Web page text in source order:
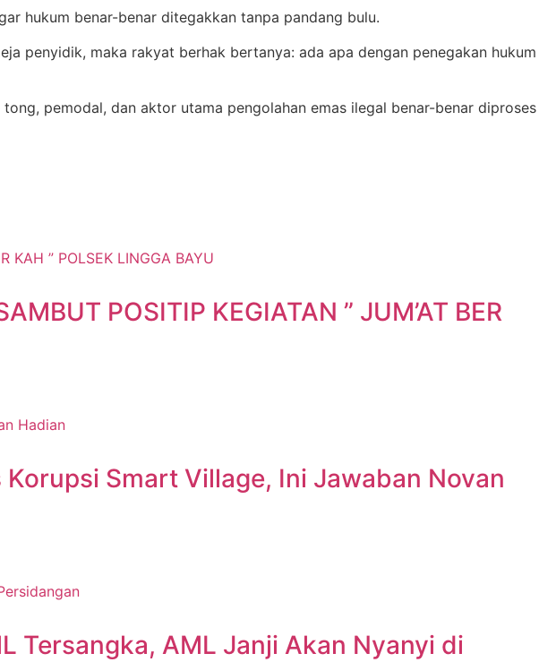
hukum benar-benar ditegakkan tanpa pandang bulu.
penyidik, maka rakyat berhak bertanya: ada apa dengan penegakan hukum
pemodal, dan aktor utama pengolahan emas ilegal benar-benar diproses
POSITIP KEGIATAN ” JUM’AT BER
Smart Village, Ini Jawaban Novan
Tersangka, AML Janji Akan Nyanyi di